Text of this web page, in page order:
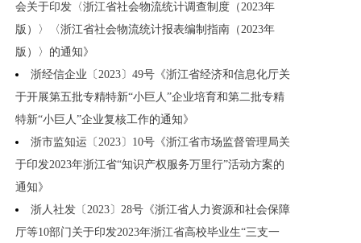
会关于印发〈浙江省社会物流统计调查制度（2023年
版）〉〈浙江省社会物流统计报表编制指南（2023年
版）〉的通知》
浙经信企业〔2023〕49号《浙江省经济和信息化厅关
于开展第五批专精特新“小巨人”企业培育和第二批专精
特新“小巨人”企业复核工作的通知》
浙市监知运〔2023〕10号《浙江省市场监督管理局关
于印发2023年浙江省“知识产权服务万里行”活动方案的
通知》
浙人社发〔2023〕28号《浙江省人力资源和社会保障
厅等10部门关于印发2023年浙江省高校毕业生“三支一